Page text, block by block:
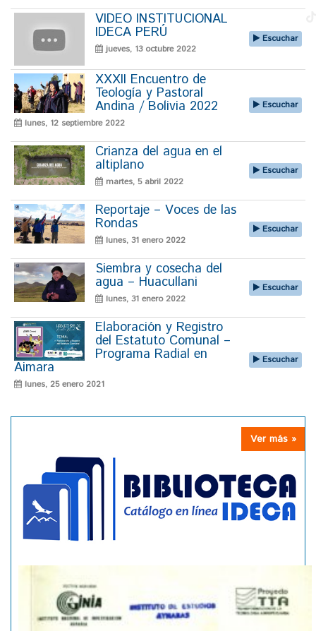
VIDEO INSTITUCIONAL
IDECA PERÚ
jueves, 13 octubre 2022
Escuchar
XXXII Encuentro de
Teología y Pastoral
Andina / Bolivia 2022
lunes, 12 septiembre 2022
Escuchar
Crianza del agua en el
altiplano
martes, 5 abril 2022
Escuchar
Reportaje – Voces de las
Rondas
lunes, 31 enero 2022
Escuchar
Siembra y cosecha del
agua – Huacullani
lunes, 31 enero 2022
Escuchar
Elaboración y Registro
del Estatuto Comunal –
Programa Radial en
Aimara
lunes, 25 enero 2021
Escuchar
Ver más »